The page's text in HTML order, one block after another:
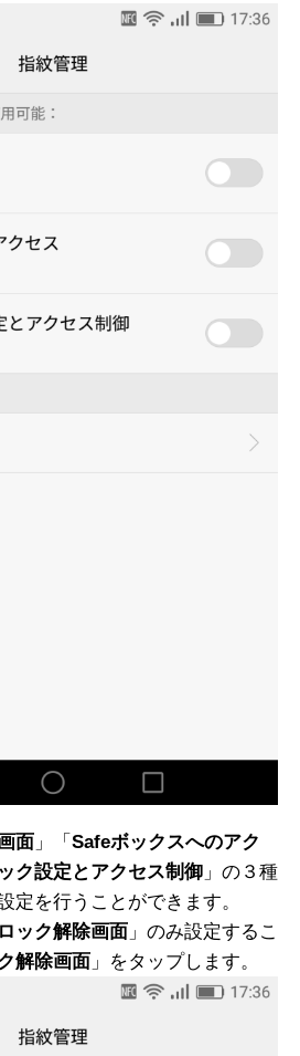
面 」「 Safeボックスへのアク
ク設定とアクセス制御 」の３種
定を行うことができます。
ロック解除画面 」のみ設定するこ
解除画面 」をタップします。